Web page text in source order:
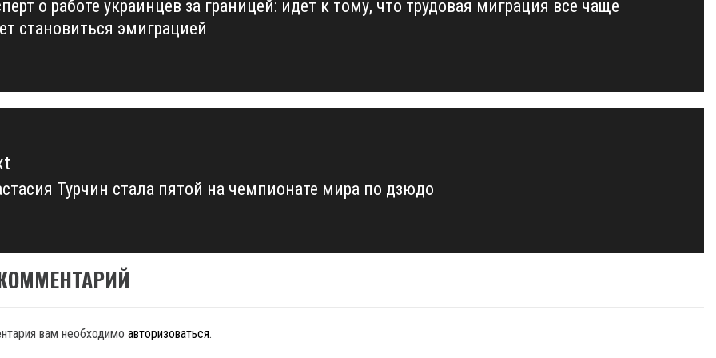
о работе украинцев за границей: идет к тому, что трудовая миграция все чаще
становиться эмиграцией
Турчин стала пятой на чемпионате мира по дзюдо
вам необходимо авторизоваться.